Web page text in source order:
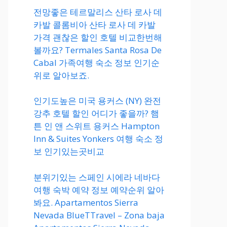
전망좋은 테르말리스 산타 로사 데
카발 콜롬비아 산타 로사 데 카발
가격 괜찮은 할인 호텔 비교한번해
볼까요? Termales Santa Rosa De
Cabal 가족여행 숙소 정보 인기순
위로 알아보죠.
인기도높은 미국 용커스 (NY) 완전
강추 호텔 할인 어디가 좋을까? 햄
튼 인 앤 스위트 용커스 Hampton
Inn & Suites Yonkers 여행 숙소 정
보 인기있는곳비교
분위기있는 스페인 시에라 네바다
여행 숙박 예약 정보 예약순위 알아
봐요. Apartamentos Sierra
Nevada BlueTTravel – Zona baja